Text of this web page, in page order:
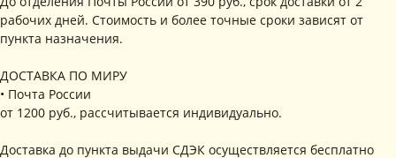
рабочих дней. Стоимость и более точные сроки зависят от
пункта назначения.
ДОСТАВКА ПО МИРУ
• Почта России
от 1200 руб., рассчитывается индивидуально.
Доставка до пункта выдачи СДЭК осуществляется бесплатно